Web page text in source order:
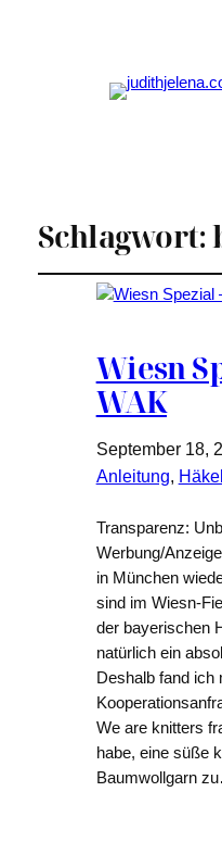
Schlagwort:
Wiesn
WAK
September 18,
Anleitung,
Transparenz:
Werbung/
in München
sind im Wiesn-
der bayerischen
natürlich ein
Deshalb fand ich
We are knitters
habe, eine süße
Baumwollgarn